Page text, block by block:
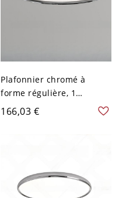
Plafonnier chromé à
forme régulière, 1
lumière, design LED
simpliste, câblage direct,
166,03 €